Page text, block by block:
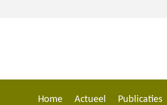
inhoud
Home Actueel Publicaties